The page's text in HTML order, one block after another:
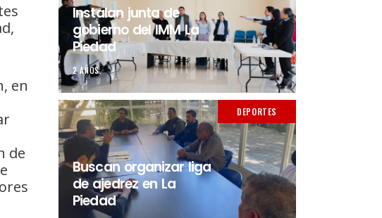
en
de
Instalan junta de
gobierno del IMM La
Piedad
2 AÑOS.
DEPORTES
Buscan organizar liga
de ajedrez en La
Piedad